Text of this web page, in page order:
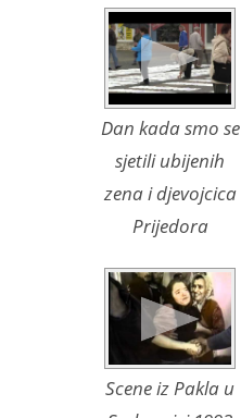
Dan kada smo se
sjetili ubijenih
zena i djevojcica
Prijedora
Scene iz Pakla u